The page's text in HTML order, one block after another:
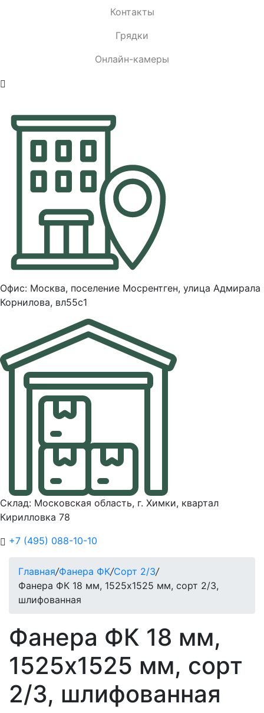
Контакты
Грядки
Онлайн-камеры
Офис: Москва, поселение Мосрентген, улица Адмирала
Корнилова, вл55с1
Склад: Московская область, г. Химки, квартал
Кирилловка 78
+7 (495) 088-10-10
Главная/Фанера ФК/Сорт 2/3/
Фанера ФК 18 мм, 1525х1525 мм, сорт 2/3,
шлифованная
Фанера ФК 18 мм,
1525х1525 мм, сорт
2/3, шлифованная